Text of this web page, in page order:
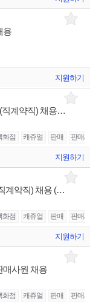
용
지원하기
[STONE ISLAND] 여주아울렛 CLIENT ADVISOR(직계약직) 채용 (~12/31까지 근무)
화점 캐쥬얼 판매 판매
지원하기
[STONE ISLAND] 롯데 인천 CLIENT ADVISOR (직계약직) 채용 (~12/31까지 근무)
화점 캐쥬얼 판매 판매
지원하기
매사원 채용
화점 캐쥬얼 판매 판매